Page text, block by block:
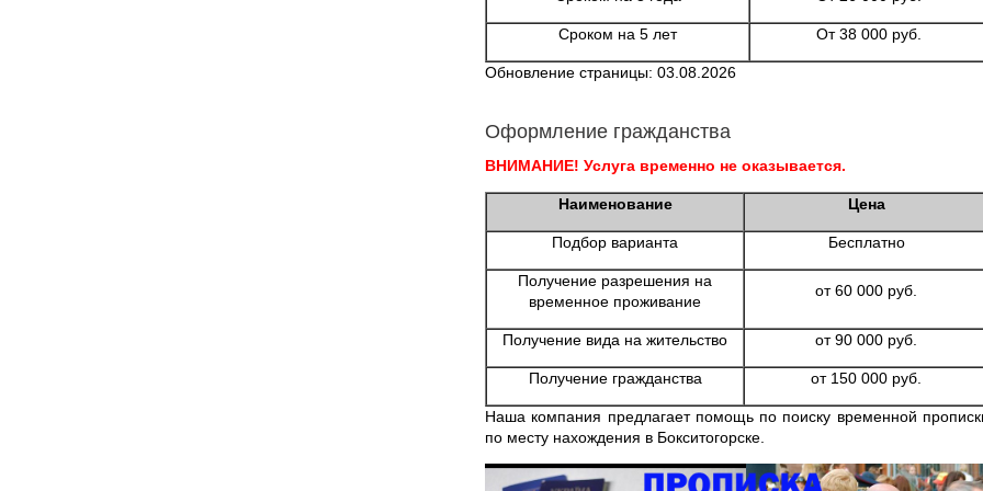
Сроком на 5 лет От 38 000 руб.
Обновление страницы: 03.08.2026
Оформление гражданства
ВНИМАНИЕ! Услуга временно не оказывается.
Наименование Цена
Подбор варианта Бесплатно
Получение разрешения на
временное проживание
от 60 000 руб.
Получение вида на жительство от 90 000 руб.
Получение гражданства от 150 000 руб.
Наша компания предлагает помощь по поиску временной
по месту нахождения в Бокситогорске.